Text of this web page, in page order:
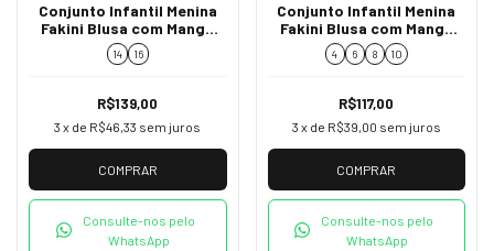
Conjunto Infantil Menina
Fakini Blusa com Manga
Bufante e Short Saia Poá
02234
14 16
R$139,00
3 x de R$46,33 sem juros
COMPRAR
Consulte-nos pelo
WhatsApp
Conjunto Infantil Menina
Fakini Blusa com Manga
Bufante e Short Saia Poá
02234
4 6 8 10
R$117,00
3 x de R$39,00 sem juros
COMPRAR
Consulte-nos pelo
WhatsApp